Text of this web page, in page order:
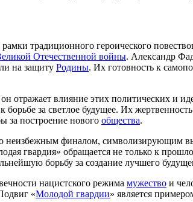
традиционного героического
Отечественной войны. Александр
на защиту Родины. Их готовность к
он отражает влияние этих политических и
борьбе за светлое будущее. Их
за построение нового общества.
неизбежным финалом, символизирующим
гвардия» обращается не только к
борьбу за создание лучшего
нацистского режима мужество и
«Молодой гвардии» является